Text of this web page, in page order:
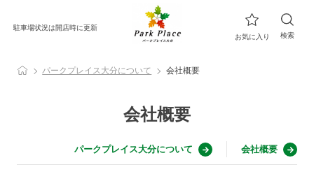
駐車場状況は開店時に更新
お気に入り
検索
パークプレイス大分について 会社概要
会社概要
パークプレイス大分について 会社概要